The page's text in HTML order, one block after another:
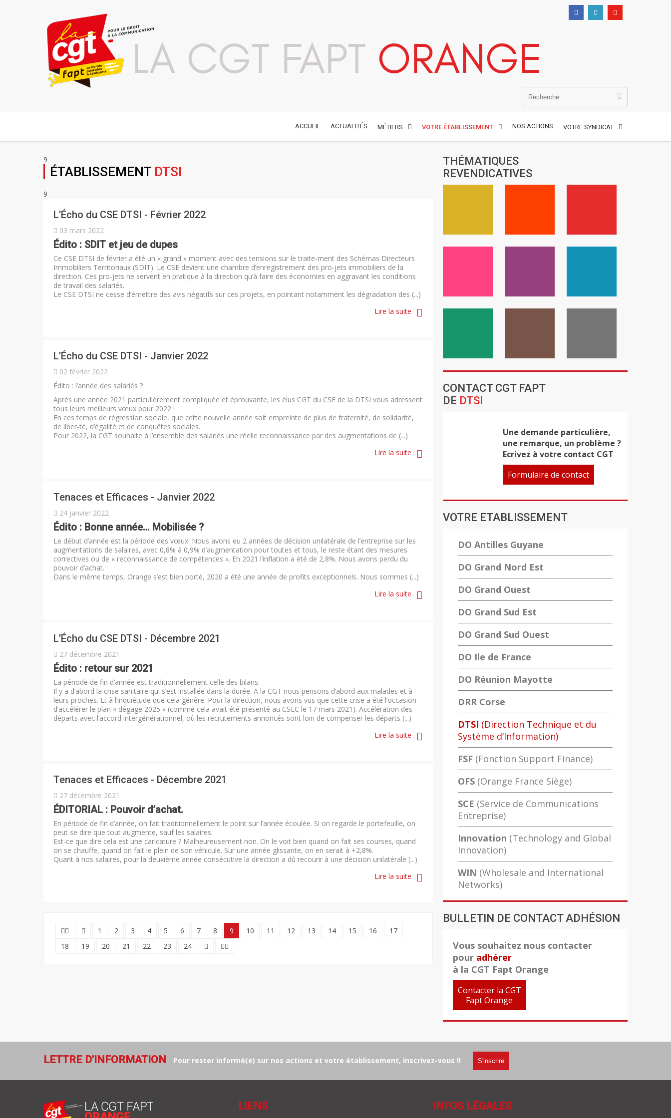
LA CGT FAPT ORANGE
ACCUEIL ACTUALITÉS MÉTIERS VOTRE ÉTABLISSEMENT NOS ACTIONS VOTRE SYNDICAT
9
ÉTABLISSEMENT DTSI
9
L’Écho du CSE DTSI - Février 2022
03 mars 2022
Édito : SDIT et jeu de dupes
Ce CSE DTSI de février a été un « grand » moment avec des tensions sur le traite-ment des Schémas Directeurs
Immobiliers Territoriaux (SDIT). Le CSE devient une chambre d’enregistrement des pro-jets immobiliers de la
direction. Ces pro-jets ne servent en pratique à la direction qu’à faire des économies en aggravant les conditions
de travail des salariés.
Le CSE DTSI ne cesse d’émettre des avis négatifs sur ces projets, en pointant notamment les dégradation des (...)
Lire la suite
L’Écho du CSE DTSI - Janvier 2022
02 février 2022
Édito : l’année des salariés ?
Après une année 2021 particulièrement compliquée et éprouvante, les élus CGT du CSE de la DTSI vous adressent
tous leurs meilleurs vœux pour 2022 !
En ces temps de régression sociale, que cette nouvelle année soit empreinte de plus de fraternité, de solidarité,
de liber-té, d’égalité et de conquêtes sociales.
Pour 2022, la CGT souhaite à l’ensemble des salariés une réelle reconnaissance par des augmentations de (...)
Lire la suite
Tenaces et Efficaces - Janvier 2022
24 janvier 2022
Édito : Bonne année… Mobilisée ?
Le début d’année est la période des vœux. Nous avons eu 2 années de décision unilatérale de l’entreprise sur les
augmentations de salaires, avec 0,8% à 0,9% d’augmentation pour toutes et tous, le reste étant des mesures
correctives ou de « reconnaissance de compétences ». En 2021 l’inflation a été de 2,8%. Nous avons perdu du
pouvoir d’achat.
Dans le même temps, Orange s’est bien porté, 2020 a été une année de profits exceptionnels. Nous sommes (...)
Lire la suite
L’Écho du CSE DTSI - Décembre 2021
27 décembre 2021
Édito : retour sur 2021
La période de fin d’année est traditionnellement celle des bilans.
Il y a d’abord la crise sanitaire qui s’est installée dans la durée. A la CGT nous pensons d’abord aux malades et à
leurs proches. Et à l’inquiétude que cela génère. Pour la direction, nous avons vus que cette crise a été l’occasion
d’accélérer le plan « dégage 2025 » (comme cela avait été présenté au CSEC le 17 mars 2021). Accélération des
départs avec l’accord intergénérationnel, où les recrutements annoncés sont loin de compenser les départs (...)
Lire la suite
Tenaces et Efficaces - Décembre 2021
27 décembre 2021
ÉDITORIAL : Pouvoir d’achat.
En période de fin d’année, on fait traditionnellement le point sur l’année écoulée. Si on regarde le portefeuille, on
peut se dire que tout augmente, sauf les salaires.
Est-ce que dire cela est une caricature ? Malheureusement non. On le voit bien quand on fait ses courses, quand
on se chauffe, quand on fait le plein de son véhicule. Sur une année glissante, on en serait à +2,8%.
Quant à nos salaires, pour la deuxième année consécutive la direction a dû recourir à une décision unilatérale (...)
Lire la suite
1 2 3 4 5 6 7 8 9 10 11 12 13 14 15 16
17
18
19 20 21 22 23 24
THÉMATIQUES
REVENDICATIVES
CONTACT CGT FAPT
DE DTSI
Une demande particulière,
une remarque, un problème ?
Ecrivez à votre contact CGT
Formulaire de contact
VOTRE ETABLISSEMENT
DO Antilles Guyane
DO Grand Nord Est
DO Grand Ouest
DO Grand Sud Est
DO Grand Sud Ouest
DO Ile de France
DO Réunion Mayotte
DRR Corse
DTSI (Direction Technique et du
Système d’Information)
FSF (Fonction Support Finance)
OFS (Orange France Siège)
SCE (Service de Communications
Entreprise)
Innovation (Technology and Global
Innovation)
WIN (Wholesale and International
Networks)
BULLETIN DE CONTACT ADHÉSION
Vous souhaitez nous contacter
pour adhérer
à la CGT Fapt Orange
Contacter la CGT
Fapt Orange
LETTRE D’INFORMATION Pour rester informé(e) sur nos actions et votre établissement, inscrivez-vous !! S'inscrire
LIENS INFOS LÉGALES